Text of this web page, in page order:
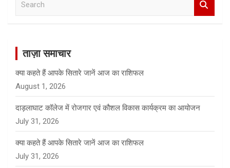
ताज़ा समाचार
क्या कहते हैं आपके सितारे जानें आज का राशिफल
August 1, 2026
दाड़लाघाट कॉलेज में रोजगार एवं कौशल विकास कार्यक्रम का आयोजन
July 31, 2026
क्या कहते हैं आपके सितारे जानें आज का राशिफल
July 31, 2026